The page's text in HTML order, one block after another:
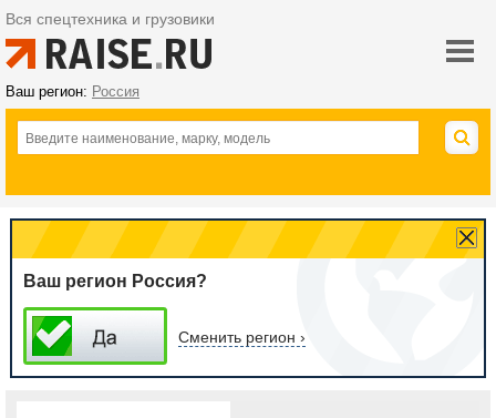
Вся спецтехника и грузовики
Ваш регион: Россия
Ваш регион Россия?
Сменить регион ›